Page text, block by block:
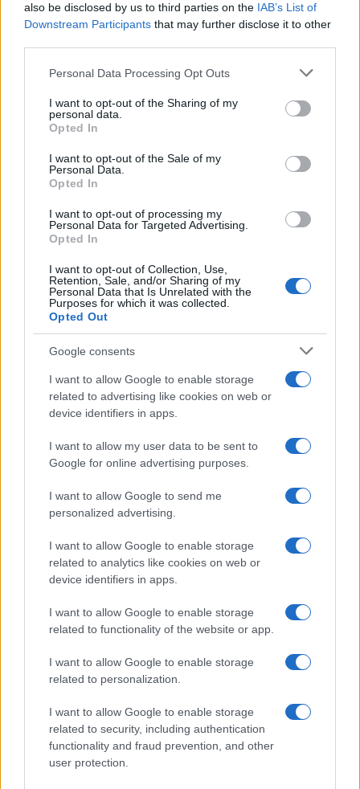
also be disclosed by us to third parties on the IAB’s List of
Downstream Participants that may further disclose it to other
Please note that this website/app uses one or more Google
not limited to your visit or usage behaviour. You may click to
grant or deny consent to Google and its third-party tags to
use your data for below specified purposes in below Google
consent section.
Personal Data Processing Opt Outs
I want to opt-out of the Sharing of my
personal data.
Opted In
I want to opt-out of the Sale of my
Personal Data.
Opted In
I want to opt-out of processing my
Personal Data for Targeted Advertising.
Opted In
I want to opt-out of Collection, Use,
Retention, Sale, and/or Sharing of my
Personal Data that Is Unrelated with the
Purposes for which it was collected.
Opted Out
Google consents
I want to allow Google to enable storage
related to advertising like cookies on web or
device identifiers in apps.
I want to allow my user data to be sent to
Google for online advertising purposes.
I want to allow Google to send me
personalized advertising.
I want to allow Google to enable storage
related to analytics like cookies on web or
device identifiers in apps.
I want to allow Google to enable storage
related to functionality of the website or app.
I want to allow Google to enable storage
related to personalization.
I want to allow Google to enable storage
related to security, including authentication
functionality and fraud prevention, and other
user protection.
Vuoi rimuovere le pubblicità nazionali?
cliccandoqui
Sei già abbonato?
sezioneLogindal menù del sito o
cliccandoqui
TEMI: Lebonski 360°
Lebonski Park
Notizie Sardegna
Sebastiano Oisciottu
Vasco Olbia
Vasco Salmo
Inviaci le tue segnalazioni,
i tuoi video e le tue foto
Su WhatsApp al numero +39
345 356 7512
Notizie in tempo reale?
Entra nel canale telegram di
GalluraOggi.it